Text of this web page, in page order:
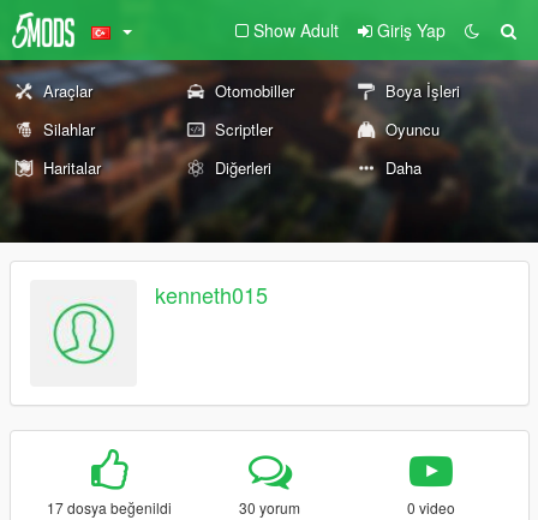
Show Adult Giriş Yap
Araçlar Otomobiller
Boya İşleri
Silahlar
Scriptler
Oyuncu
Haritalar
Diğerleri Daha
kenneth015
17 dosya beğenildi 30 yorum 0 video